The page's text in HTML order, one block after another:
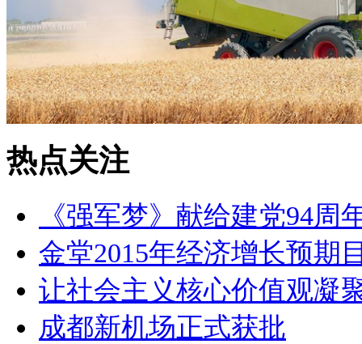
热点关注
《强军梦》献给建党94周
金堂2015年经济增长预期
让社会主义核心价值观凝
成都新机场正式获批